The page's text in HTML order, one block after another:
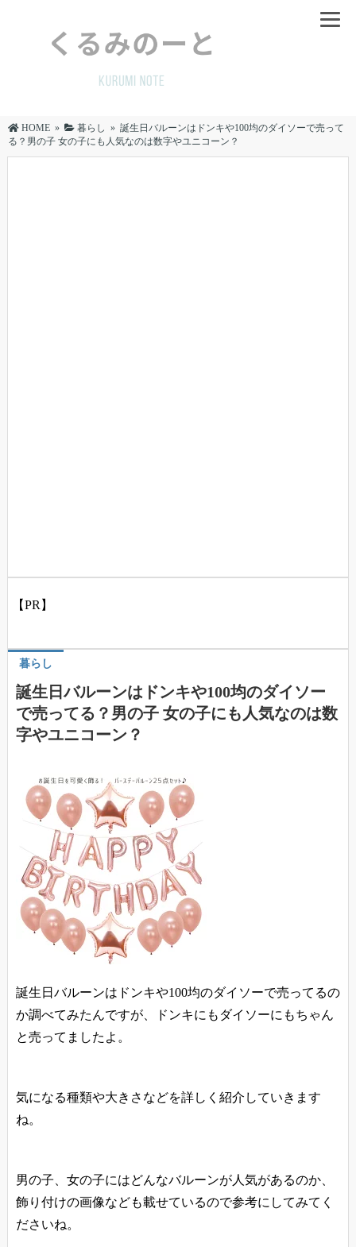
HOME » 暮らし » 誕生日バルーンはドンキや100均のダイソーで売って
る？男の子 女の子にも人気なのは数字やユニコーン？
【PR】
暮らし
誕生日バルーンはドンキや100均のダイソー
で売ってる？男の子 女の子にも人気なのは数
字やユニコーン？
誕生日バルーンはドンキや100均のダイソーで売ってるの
か調べてみたんですが、ドンキにもダイソーにもちゃん
と売ってましたよ。
気になる種類や大きさなどを詳しく紹介していきます
ね。
男の子、女の子にはどんなバルーンが人気があるのか、
飾り付けの画像なども載せているので参考にしてみてく
ださいね。